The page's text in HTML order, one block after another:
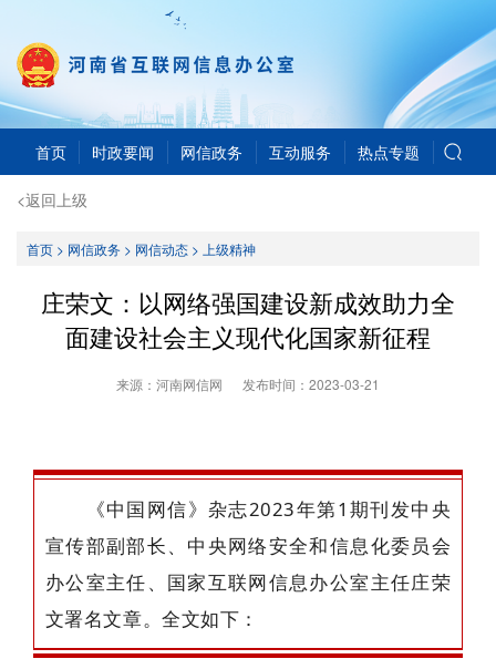
首页 时政要闻 网信政务 互动服务 热点专题
<返回上级
首页> 网信政务> 网信动态> 上级精神
庄荣文：以网络强国建设新成效助力全
面建设社会主义现代化国家新征程
来源：河南网信网 发布时间： 2023-03-21
《中国网信》杂志2023年第1期刊发中央
宣传部副部长、中央网络安全和信息化委员会
办公室主任、国家互联网信息办公室主任庄荣
文署名文章。全文如下：